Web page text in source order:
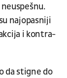
najopasniji
i kontra-
da stigne do